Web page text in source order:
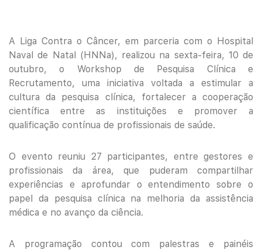
A Liga Contra o Câncer, em parceria com o Hospital
Naval de Natal (HNNa), realizou na sexta-feira, 10 de
outubro, o Workshop de Pesquisa Clínica e
Recrutamento, uma iniciativa voltada a estimular a
cultura da pesquisa clínica, fortalecer a cooperação
científica entre as instituições e promover a
qualificação contínua de profissionais de saúde.
O evento reuniu 27 participantes, entre gestores e
profissionais da área, que puderam compartilhar
experiências e aprofundar o entendimento sobre o
papel da pesquisa clínica na melhoria da assistência
médica e no avanço da ciência.
A programação contou com palestras e painéis